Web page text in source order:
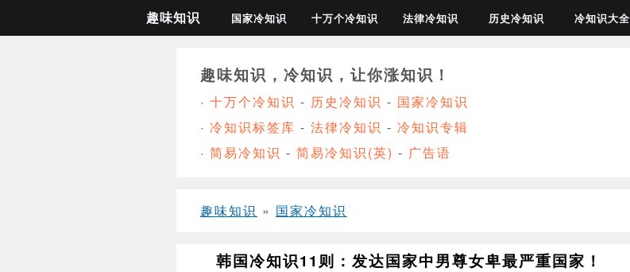
趣味知识 国家冷知识 十万个冷知识 法律冷知识 历史冷知识 冷知识大全
趣味知识，冷知识，让你涨知识！
· 十万个冷知识 - 历史冷知识 - 国家冷知识
· 冷知识标签库 - 法律冷知识 - 冷知识专辑
· 简易冷知识 - 简易冷知识(英) - 广告语
趣味知识 » 国家冷知识
韩国冷知识11则：发达国家中男尊女卑最严重国家！